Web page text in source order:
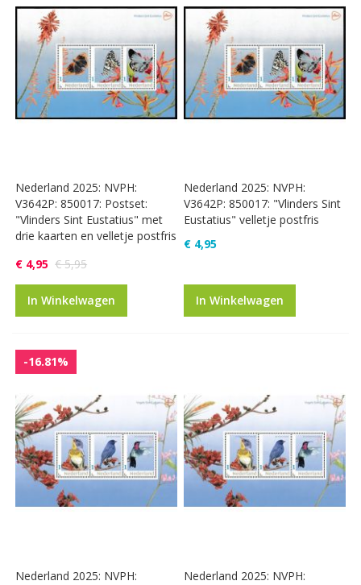
Nederland 2025: NVPH:
V3642P: 850017: Postset:
"Vlinders Sint Eustatius" met
drie kaarten en velletje postfris
€ 4,95 € 5,95
In Winkelwagen
Nederland 2025: NVPH:
V3642P: 850017: "Vlinders Sint
Eustatius" velletje postfris
€ 4,95
In Winkelwagen
-16.81%
Nederland 2025: NVPH:
Nederland 2025: NVPH: